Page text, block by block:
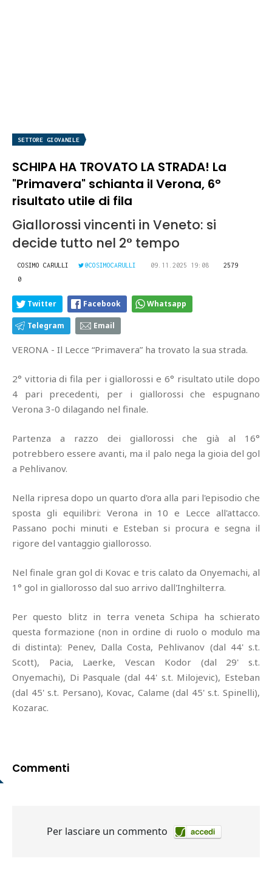
SETTORE GIOVANILE
SCHIPA HA TROVATO LA STRADA! La
"Primavera" schianta il Verona, 6°
risultato utile di fila
Giallorossi vincenti in Veneto: si
decide tutto nel 2° tempo
COSIMO CARULLI @COSIMOCARULLI 09.11.2025 19:08
2579
0
Twitter Facebook Whatsapp
Telegram Email
VERONA - Il Lecce “Primavera” ha trovato la sua strada.
2° vittoria di fila per i giallorossi e 6° risultato utile dopo
4 pari precedenti, per i giallorossi che espugnano
Verona 3-0 dilagando nel finale.
Partenza a razzo dei giallorossi che già al 16°
potrebbero essere avanti, ma il palo nega la gioia del gol
a Pehlivanov.
Nella ripresa dopo un quarto d'ora alla pari l'episodio che
sposta gli equilibri: Verona in 10 e Lecce all'attacco.
Passano pochi minuti e Esteban si procura e segna il
rigore del vantaggio giallorosso.
Nel finale gran gol di Kovac e tris calato da Onyemachi, al
1° gol in giallorosso dal suo arrivo dall'Inghilterra.
Per questo blitz in terra veneta Schipa ha schierato
questa formazione (non in ordine di ruolo o modulo ma
di distinta): Penev, Dalla Costa, Pehlivanov (dal 44' s.t.
Scott), Pacia, Laerke, Vescan Kodor (dal 29' s.t.
Onyemachi), Di Pasquale (dal 44' s.t. Milojevic), Esteban
(dal 45' s.t. Persano), Kovac, Calame (dal 45' s.t. Spinelli),
Kozarac.
Commenti